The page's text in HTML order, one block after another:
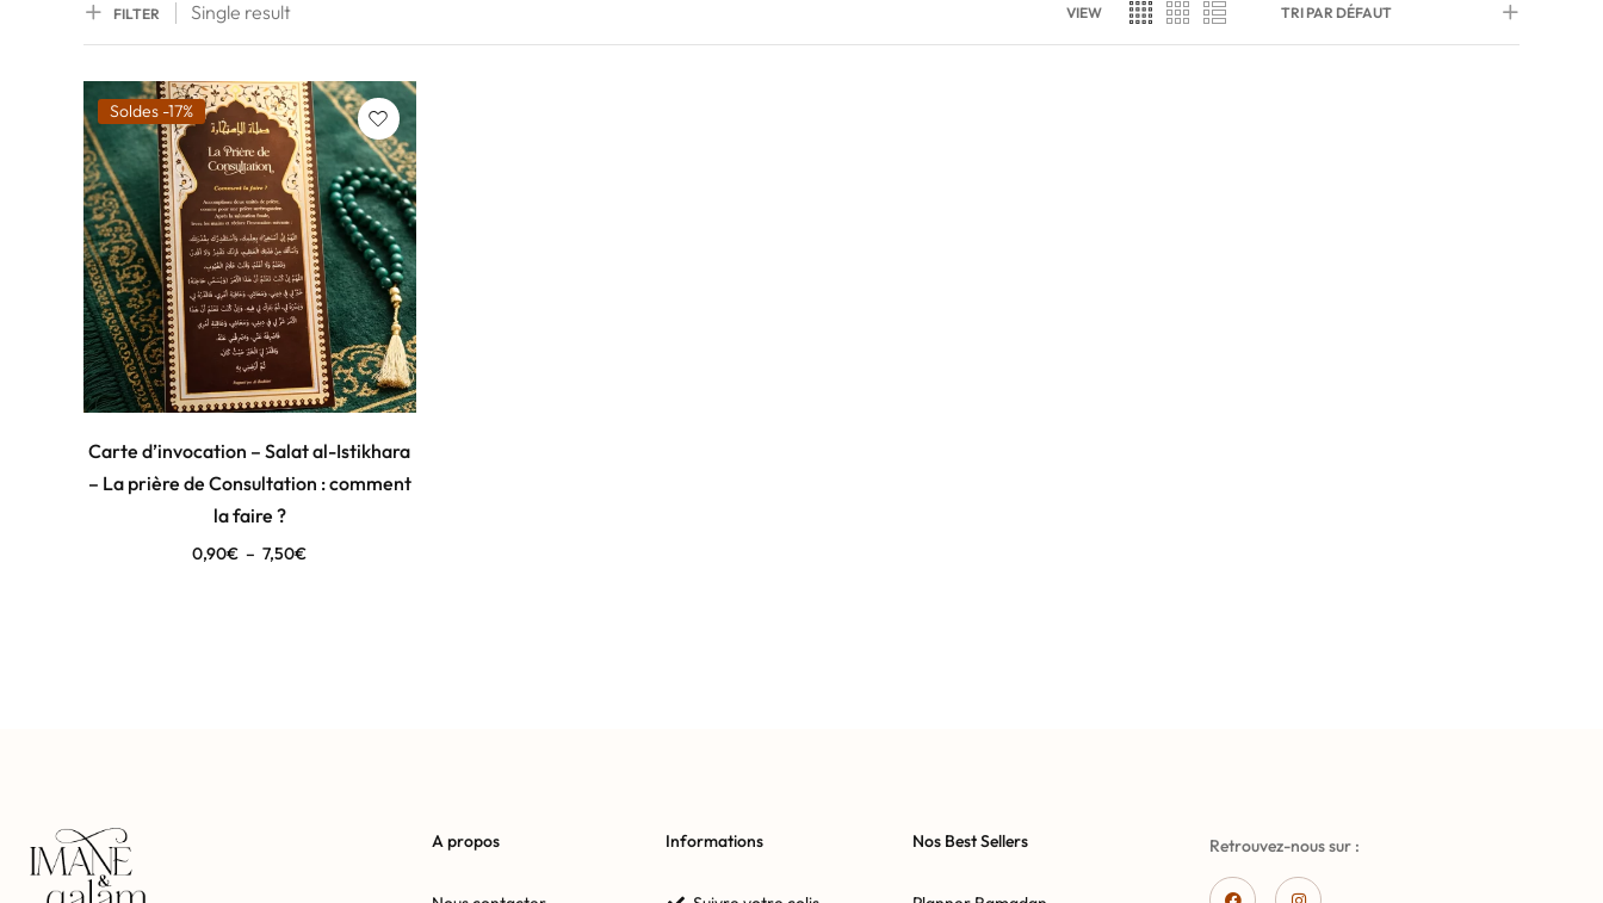
FILTER Single result VIEW TRI PAR DÉFAUT
Soldes -17%
Carte d’invocation – Salat al-Istikhara
– La prière de Consultation : comment
la faire ?
0,90€ – 7,50€
A propos Informations Nos Best Sellers Retrouvez-nous sur :